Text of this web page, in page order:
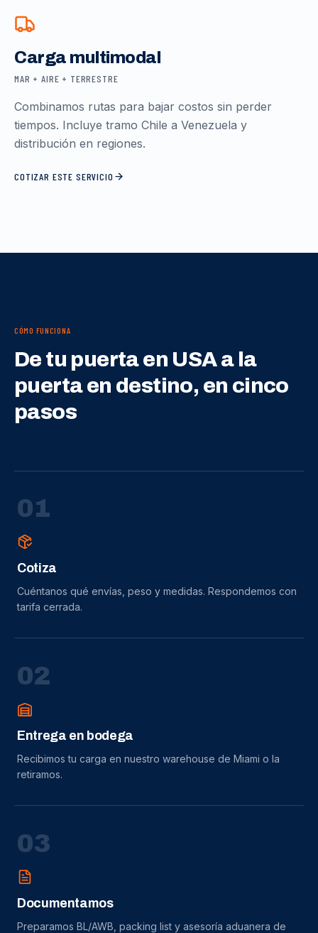
Carga multimodal
MAR + AIRE + TERRESTRE
Combinamos rutas para bajar costos sin perder
tiempos. Incluye tramo Chile a Venezuela y
distribución en regiones.
COTIZAR ESTE SERVICIO
CÓMO FUNCIONA
De tu puerta en USA a la
puerta en destino, en cinco
pasos
01
Cotiza
Cuéntanos qué envías, peso y medidas. Respondemos con
tarifa cerrada.
02
Entrega en bodega
Recibimos tu carga en nuestro warehouse de Miami o la
retiramos.
03
Documentamos
Preparamos BL/AWB, packing list y asesoría aduanera de